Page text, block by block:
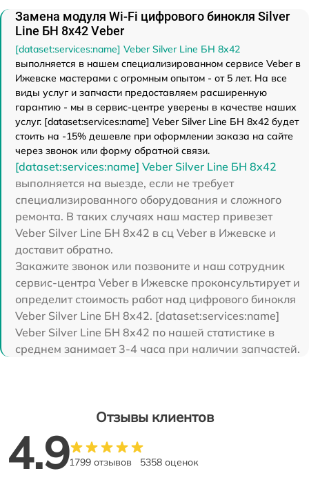
Замена модуля Wi-Fi цифрового бинокля Silver
Line БН 8x42 Veber
[dataset:services:name] Veber Silver Line БН 8x42
выполняется в нашем специализированном сервисе Veber в
Ижевске мастерами с огромным опытом - от 5 лет. На все
виды услуг и запчасти предоставляем расширенную
гарантию - мы в сервис-центре уверены в качестве наших
услуг. [dataset:services:name] Veber Silver Line БН 8x42 будет
стоить на -15% дешевле при оформлении заказа на сайте
через звонок или форму обратной связи.
[dataset:services:name] Veber Silver Line БН 8x42
выполняется на выезде, если не требует
специализированного оборудования и сложного
ремонта. В таких случаях наш мастер привезет
Veber Silver Line БН 8x42 в сц Veber в Ижевске и
доставит обратно.
Закажите звонок или позвоните и наш сотрудник
сервис-центра Veber в Ижевске проконсультирует и
определит стоимость работ над цифрового бинокля
Veber Silver Line БН 8x42. [dataset:services:name]
Veber Silver Line БН 8x42 по нашей статистике в
среднем занимает 3-4 часа при наличии запчастей.
Отзывы клиентов
4.91799 отзывов 5358 оценок